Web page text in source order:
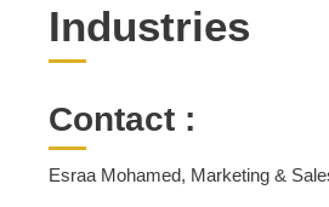
Industries
Contact :
Esraa Mohamed, Marketing &